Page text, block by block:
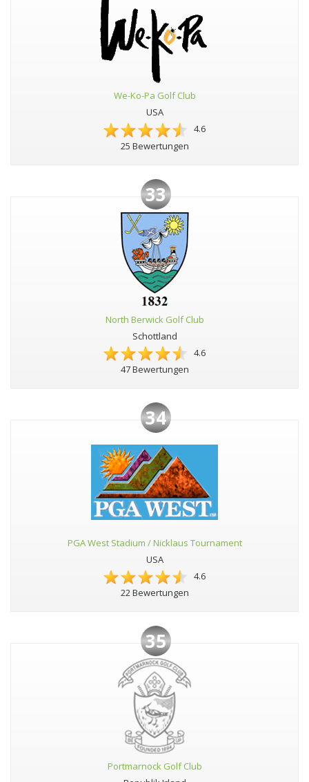
We-Ko-Pa Golf Club
USA
4.6
25 Bewertungen
33
North Berwick Golf Club
Schottland
4.6
47 Bewertungen
34
PGA West Stadium / Nicklaus Tournament
USA
4.6
22 Bewertungen
35
Portmarnock Golf Club